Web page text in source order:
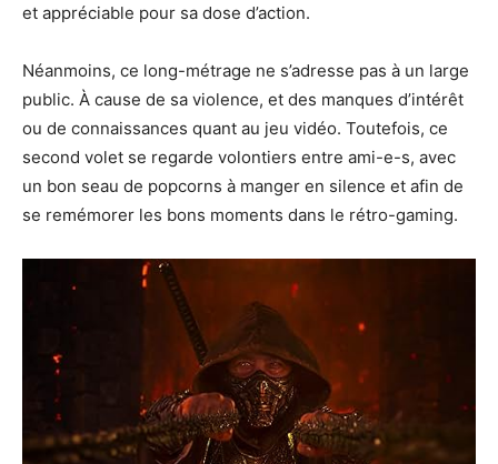
et appréciable pour sa dose d’action.
Néanmoins, ce long-métrage ne s’adresse pas à un large
public. À cause de sa violence, et des manques d’intérêt
ou de connaissances quant au jeu vidéo. Toutefois, ce
second volet se regarde volontiers entre ami-e-s, avec
un bon seau de popcorns à manger en silence et afin de
se remémorer les bons moments dans le rétro-gaming.